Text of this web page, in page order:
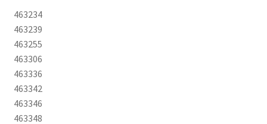
463234
463239
463255
463306
463336
463342
463346
463348